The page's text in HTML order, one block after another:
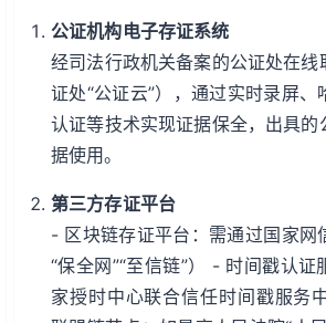
公证机构电子存证系统
经司法行政机关备案的公证处在
证处“公证云”），通过实时录屏
认证等技术实现证据保全，出具的
据使用。
第三方存证平台
- 区块链存证平台：需通过国家网
“保全网”“至信链”） - 时间戳认
家授时中心联合信任时间戳服务